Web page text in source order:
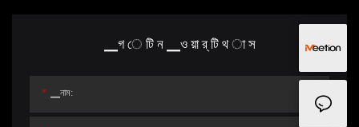
▁গ ে টি ন ▁ও য়া র্ টি থ া স
▁নাম: